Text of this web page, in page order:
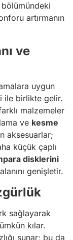
artırmanın
ve
uygun
ile birlikte gelir.
malzemeler
ve kesme
aksesuarlar;
küçük çaplı
disklerini
genişletir.
sağlayarak
kılar.
sunar; bu da